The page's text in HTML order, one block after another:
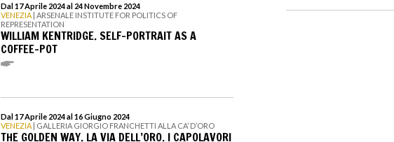
Dal 17 Aprile 2024 al 24 Novembre 2024
VENEZIA | ARSENALE INSTITUTE FOR POLITICS OF
REPRESENTATION
WILLIAM KENTRIDGE. SELF-PORTRAIT AS A
COFFEE-POT
Dal 17 Aprile 2024 al 16 Giugno 2024
VENEZIA | GALLERIA GIORGIO FRANCHETTI ALLA CA’ D’ORO
THE GOLDEN WAY. LA VIA DELL’ORO. I CAPOLAVORI